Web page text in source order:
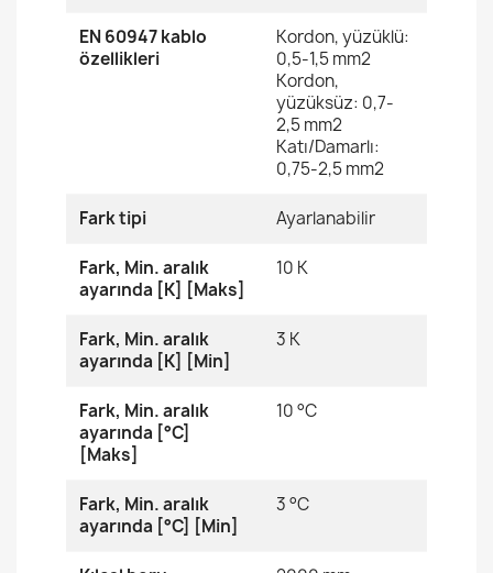
EN 60947 kablo
özellikleri
Kordon, yüzüklü:
0,5-1,5 mm2
Kordon,
yüzüksüz: 0,7-
2,5 mm2
Katı/Damarlı:
0,75-2,5 mm2
Fark tipi Ayarlanabilir
Fark, Min. aralık
ayarında [K] [Maks]
10 K
Fark, Min. aralık
ayarında [K] [Min]
3 K
Fark, Min. aralık
ayarında [°C]
[Maks]
10 °C
Fark, Min. aralık
ayarında [°C] [Min]
3 °C